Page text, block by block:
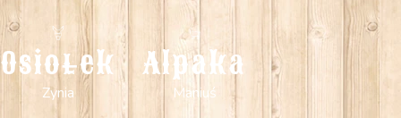
Osiołek
Zynia
Alpaka
Maniuś